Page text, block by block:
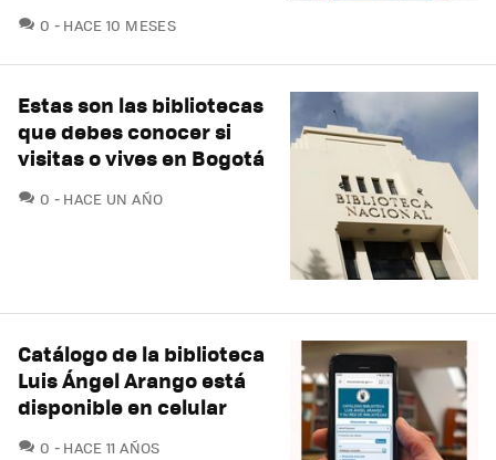
0 COMENTARIOS
HACE 10 MESES
Estas son las bibliotecas
que debes conocer si
visitas o vives en Bogotá
0 COMENTARIOS
HACE UN AÑO
Catálogo de la biblioteca
Luis Ángel Arango está
disponible en celular
0 COMENTARIOS
HACE 11 AÑOS